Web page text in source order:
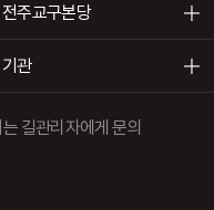
전주교구본당
기관
길관리자에게 문의